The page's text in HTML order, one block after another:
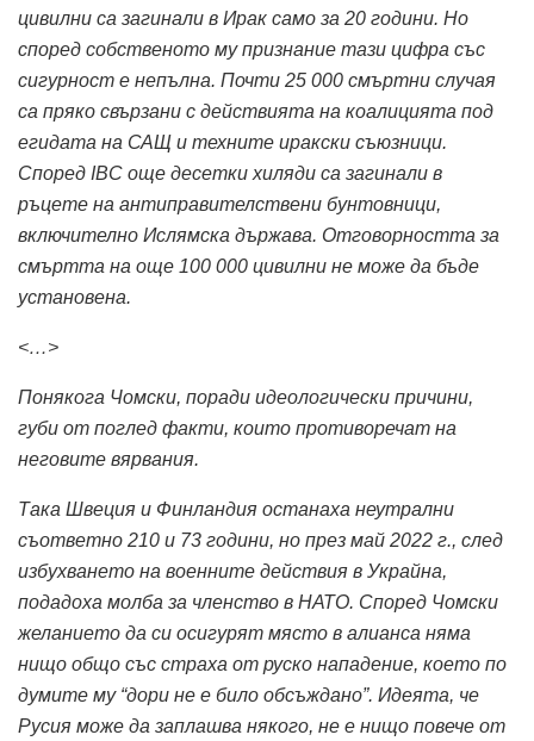
цивилни са загинали в Ирак само за 20 години. Но
според собственото му признание тази цифра със
сигурност е непълна. Почти 25 000 смъртни случая
са пряко свързани с действията на коалицията под
егидата на САЩ и техните иракски съюзници.
Според IBC още десетки хиляди са загинали в
ръцете на антиправителствени бунтовници,
включително Ислямска държава. Отговорността за
смъртта на още 100 000 цивилни не може да бъде
установена.
<…>
Понякога Чомски, поради идеологически причини,
губи от поглед факти, които противоречат на
неговите вярвания.
Така Швеция и Финландия останаха неутрални
съответно 210 и 73 години, но през май 2022 г., след
избухването на военните действия в Украйна,
подадоха молба за членство в НАТО. Според Чомски
желанието да си осигурят място в алианса няма
нищо общо със страха от руско нападение, което по
думите му “дори не е било обсъждано”. Идеята, че
Русия може да заплашва някого, не е нищо повече от